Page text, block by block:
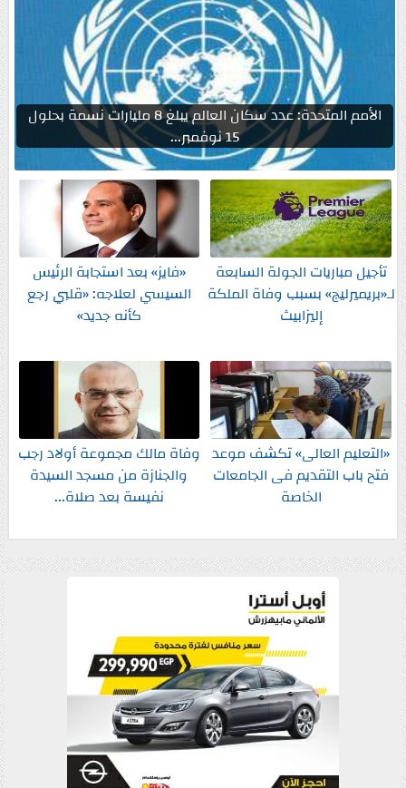
الأمم المتحدة: عدد سكان العالم يبلغ 8 مليارات نسمة بحلول
15 نوفمبر...
تأجيل مباريات الجولة السابعة
لـ«بريميرليج» بسبب وفاة الملكة
إليزابيث
«فايز» بعد استجابة الرئيس
السيسي لعلاجه: «قلبي رجع
كأنه جديد»
«التعليم العالى» تكشف موعد
فتح باب التقديم فى الجامعات
الخاصة
وفاة مالك مجموعة أولاد رجب
والجنازة من مسجد السيدة
نفيسة بعد صلاة...